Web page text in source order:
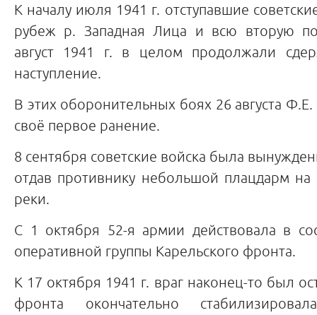
К началу июля 1941 г. отступавшие
рубеж р. Западная Лица и всю вторую
август 1941 г. в целом продолжали
наступление.
В этих оборонительных боях 26 августа
своё первое ранение.
8 сентября советские войска была
отдав противнику небольшой плацдарм на
реки.
С 1 октября 52-я армии действовала в
оперативной группы Карельского фронта.
К 17 октября 1941 г. враг наконец-то был
фронта окончательно